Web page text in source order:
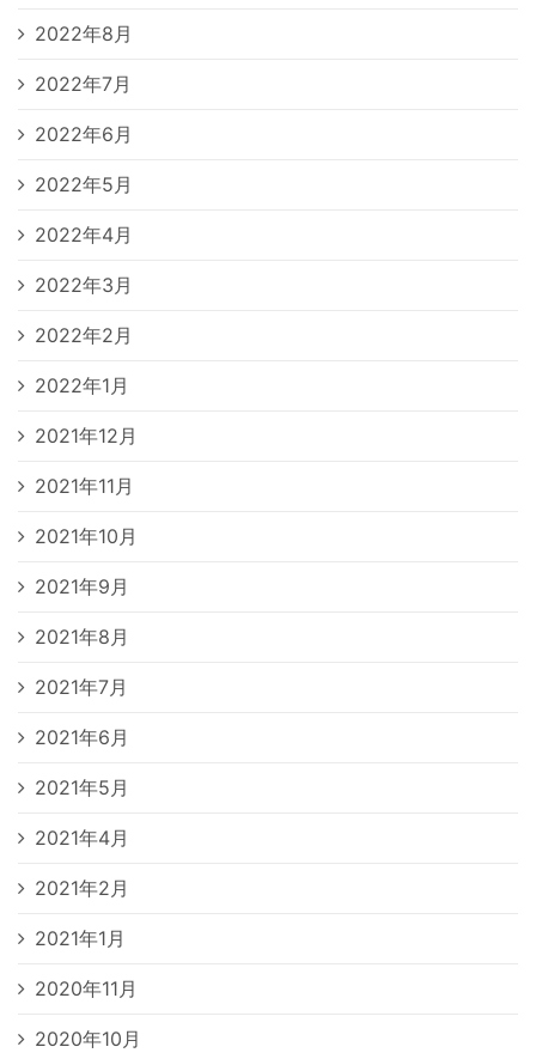
2022年8月
2022年7月
2022年6月
2022年5月
2022年4月
2022年3月
2022年2月
2022年1月
2021年12月
2021年11月
2021年10月
2021年9月
2021年8月
2021年7月
2021年6月
2021年5月
2021年4月
2021年2月
2021年1月
2020年11月
2020年10月